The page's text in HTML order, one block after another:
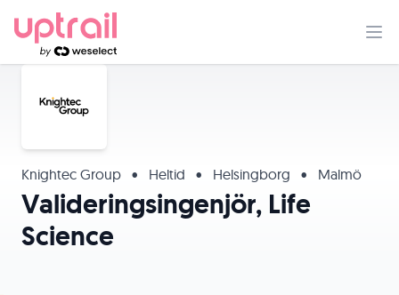
Knightec Group • Heltid • Helsingborg • Malmö
Valideringsingenjör, Life
Science